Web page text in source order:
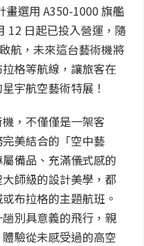
畫選用 A350-1000 旗艦
12 日起已投入營運，隨
航，未來這台藝術機將
格等航線，讓旅客在
宇航空藝術特展！
，不僅僅是一架客
美結合的「空中藝
備品、充滿儀式感的
大師級的設計美學，都
布拉格的主題航班。
別具意義的飛行，親
驗從未感受過的高空